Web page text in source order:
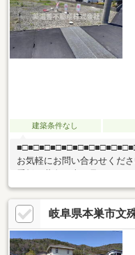
建築条件なし
お気軽にお問い合わせくだ
動産です！岐阜を知ってい
しも住まい探しも建築も不
保有物件1000件以上！
岐阜県本巣市文